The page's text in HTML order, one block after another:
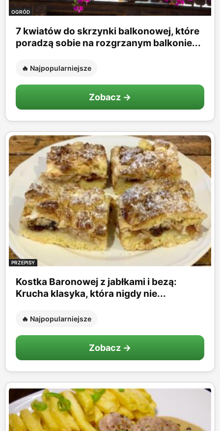
OGRÓD
7 kwiatów do skrzynki balkonowej, które
poradzą sobie na rozgrzanym balkonie...
🔥 Najpopularniejsze
Zobacz →
PRZEPISY
Kostka Baronowej z jabłkami i bezą:
Krucha klasyka, która nigdy nie...
🔥 Najpopularniejsze
Zobacz →